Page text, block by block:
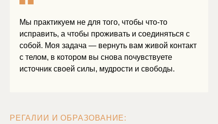
Мы практикуем не для того, чтобы что-то
исправить, а чтобы проживать и соединяться с
собой. Моя задача — вернуть вам живой контакт
с телом, в котором вы снова почувствуете
источник своей силы, мудрости и свободы.
РЕГАЛИИ И ОБРАЗОВАНИЕ: